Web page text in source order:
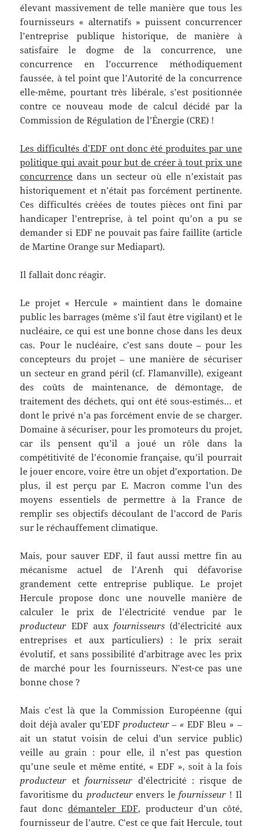
élevant massivement de telle manière que tous les
fournisseurs « alternatifs » puissent concurrencer
l’entreprise publique historique, de manière à
satisfaire le dogme de la concurrence, une
concurrence en l’occurrence méthodiquement
faussée, à tel point que l’Autorité de la concurrence
elle-même, pourtant très libérale, s’est positionnée
contre ce nouveau mode de calcul décidé par la
Commission de Régulation de l’Énergie (CRE) !
Les difficultés d’EDF ont donc été produites par une
politique qui avait pour but de créer à tout prix une
concurrence dans un secteur où elle n’existait pas
historiquement et n’était pas forcément pertinente.
Ces difficultés créées de toutes pièces ont fini par
handicaper l’entreprise, à tel point qu’on a pu se
demander si EDF ne pouvait pas faire faillite (article
de Martine Orange sur Mediapart).
Il fallait donc réagir.
Le projet « Hercule » maintient dans le domaine
public les barrages (même s’il faut être vigilant) et le
nucléaire, ce qui est une bonne chose dans les deux
cas. Pour le nucléaire, c’est sans doute – pour les
concepteurs du projet – une manière de sécuriser
un secteur en grand péril (cf. Flamanville), exigeant
des coûts de maintenance, de démontage, de
traitement des déchets, qui ont été sous-estimés… et
dont le privé n’a pas forcément envie de se charger.
Domaine à sécuriser, pour les promoteurs du projet,
car ils pensent qu’il a joué un rôle dans la
compétitivité de l’économie française, qu’il pourrait
le jouer encore, voire être un objet d’exportation. De
plus, il est perçu par E. Macron comme l’un des
moyens essentiels de permettre à la France de
remplir ses objectifs découlant de l’accord de Paris
sur le réchauffement climatique.
Mais, pour sauver EDF, il faut aussi mettre fin au
mécanisme actuel de l’Arenh qui défavorise
grandement cette entreprise publique. Le projet
Hercule propose donc une nouvelle manière de
calculer le prix de l’électricité vendue par le
producteur EDF auxfournisseurs(d’électricité aux
entreprises et aux particuliers) : le prix serait
évolutif, et sans possibilité d’arbitrage avec les prix
de marché pour les fournisseurs. N’est-ce pas une
bonne chose ?
Mais c’est là que la Commission Européenne (qui
doit déjà avaler qu’EDF producteur – «EDF Bleu » –
ait un statut voisin de celui d’un service public)
veille au grain : pour elle, il n’est pas question
qu’une seule et même entité, « EDF », soit à la fois
producteur etfournisseur d’électricité : risque de
favoritisme du producteurenvers lefournisseur ! Il
faut doncdémanteler EDF, producteur d’un côté,
fournisseur de l’autre. C’est ce que fait Hercule, tout